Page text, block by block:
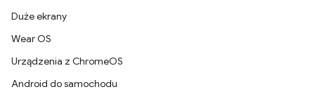
Duże ekrany
Wear OS
Urządzenia z ChromeOS
Android do samochodu